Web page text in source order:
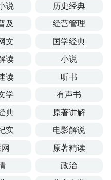
说
历史经典
及
经营管理
文
国学经典
读
小说
读
听书
学
有声书
典
原著讲解
实
电影解说
原著精读
政治